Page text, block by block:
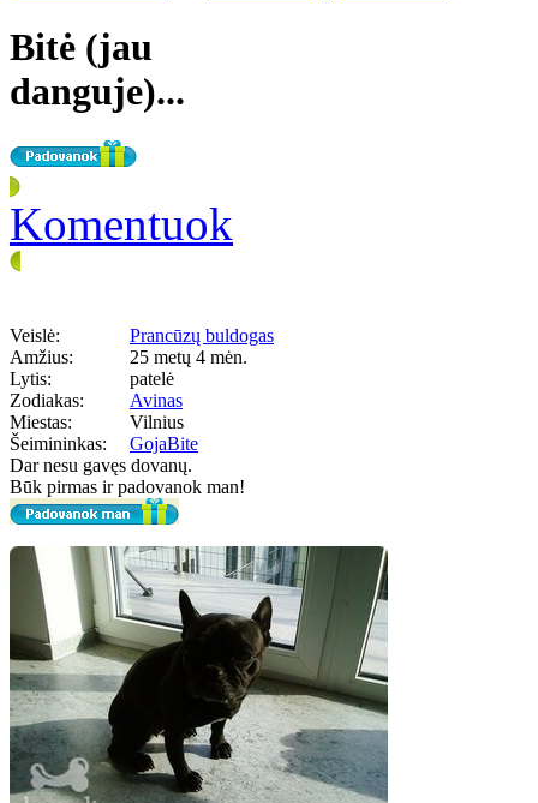
Bitė (jau
danguje)...
Komentuok
Veislė:
Prancūzų buldogas
Amžius:
25 metų 4 mėn.
Lytis:
patelė
Zodiakas:
Avinas
Miestas:
Vilnius
Šeimininkas:
GojaBite
Dar nesu gavęs dovanų.
Būk pirmas ir padovanok man!